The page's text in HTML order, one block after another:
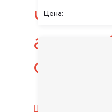
Цена:
Чтобы